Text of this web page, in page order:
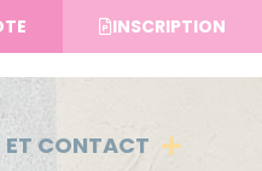
INSCRIPTION
ET CONTACT